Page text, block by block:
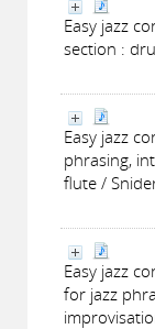
Easy jazz
section :
Easy jazz
phrasing,
flute /
Easy jazz
for jazz